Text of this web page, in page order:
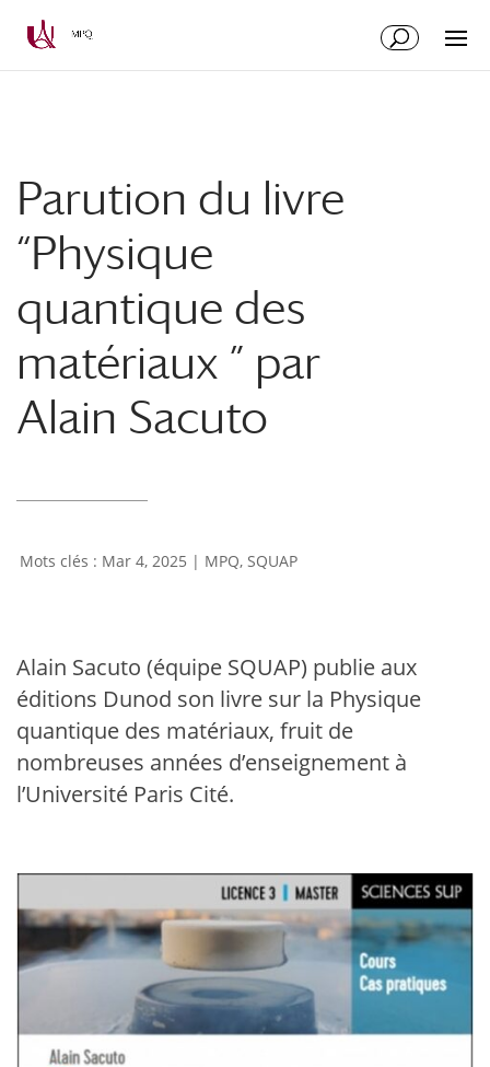
Parution du livre
“Physique
quantique des
matériaux ” par
Alain Sacuto
Mar 4, 2025 | MPQ, SQUAP
Alain Sacuto (équipe SQUAP) publie aux
éditions Dunod son livre sur la Physique
quantique des matériaux, fruit de
nombreuses années d’enseignement à
l’Université Paris Cité.